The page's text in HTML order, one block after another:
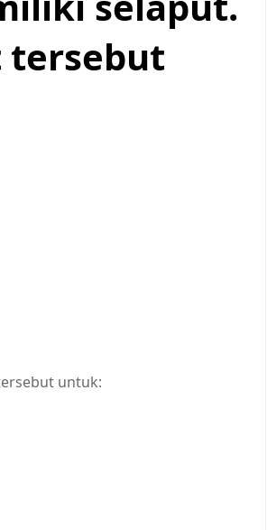
tersebut
untuk: